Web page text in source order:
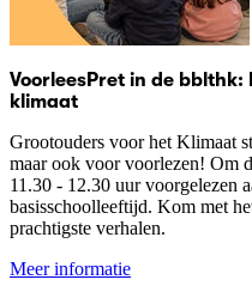
VoorleesPret in de
klimaat
Grootouders voor het Klimaat
maar ook voor voorlezen! Om
11.30 - 12.30 uur voorgelezen
basisschoolleeftijd. Kom met
prachtigste verhalen.
Meer informatie